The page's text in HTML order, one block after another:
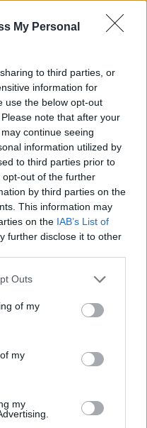
My Personal
to third parties, or
information for
use the below opt-out
note that after your
continue seeing
information utilized by
to third parties prior to
out of the further
by third parties on the
This information may
on the IAB’s List of
further disclose it to other
one or more Google
You may click to
its third-party tags to
in below Google
Outs
of my
my
my